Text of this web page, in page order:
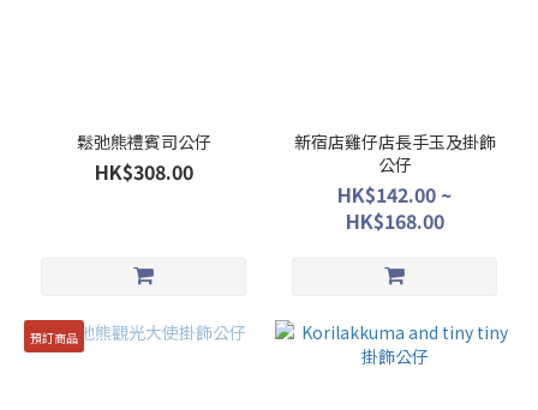
鬆弛熊禮賓司公仔
HK$308.00
新宿店雞仔店長手玉及掛飾
公仔
HK$142.00 ~
HK$168.00
預訂商品